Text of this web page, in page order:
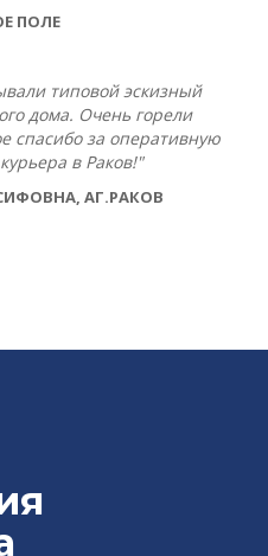
ПОЛЕ
типовой эскизный
дома. Очень горели
спасибо за оперативную
в Раков!"
АГ.РАКОВ